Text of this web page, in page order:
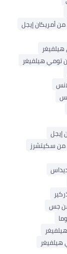
أمريكان إيجل
تومي هيلفيغر
إيجل
من سكيتشرز
جس